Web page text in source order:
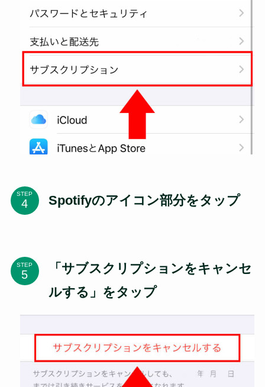
STEP Spotifyのアイコン部分をタップ
STEP
「サブスクリプションをキャンセ
ルする」をタップ